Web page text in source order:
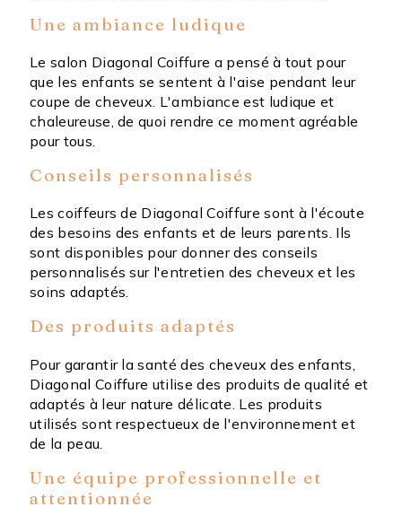
Une ambiance ludique
Le salon Diagonal Coiffure a pensé à tout pour
que les enfants se sentent à l'aise pendant leur
coupe de cheveux. L'ambiance est ludique et
chaleureuse, de quoi rendre ce moment agréable
pour tous.
Conseils personnalisés
Les coiffeurs de Diagonal Coiffure sont à l'écoute
des besoins des enfants et de leurs parents. Ils
sont disponibles pour donner des conseils
personnalisés sur l'entretien des cheveux et les
soins adaptés.
Des produits adaptés
Pour garantir la santé des cheveux des enfants,
Diagonal Coiffure utilise des produits de qualité et
adaptés à leur nature délicate. Les produits
utilisés sont respectueux de l'environnement et
de la peau.
Une équipe professionnelle et
attentionnée